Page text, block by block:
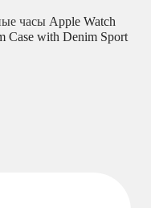
часы Apple Watch
Case with Denim Sport